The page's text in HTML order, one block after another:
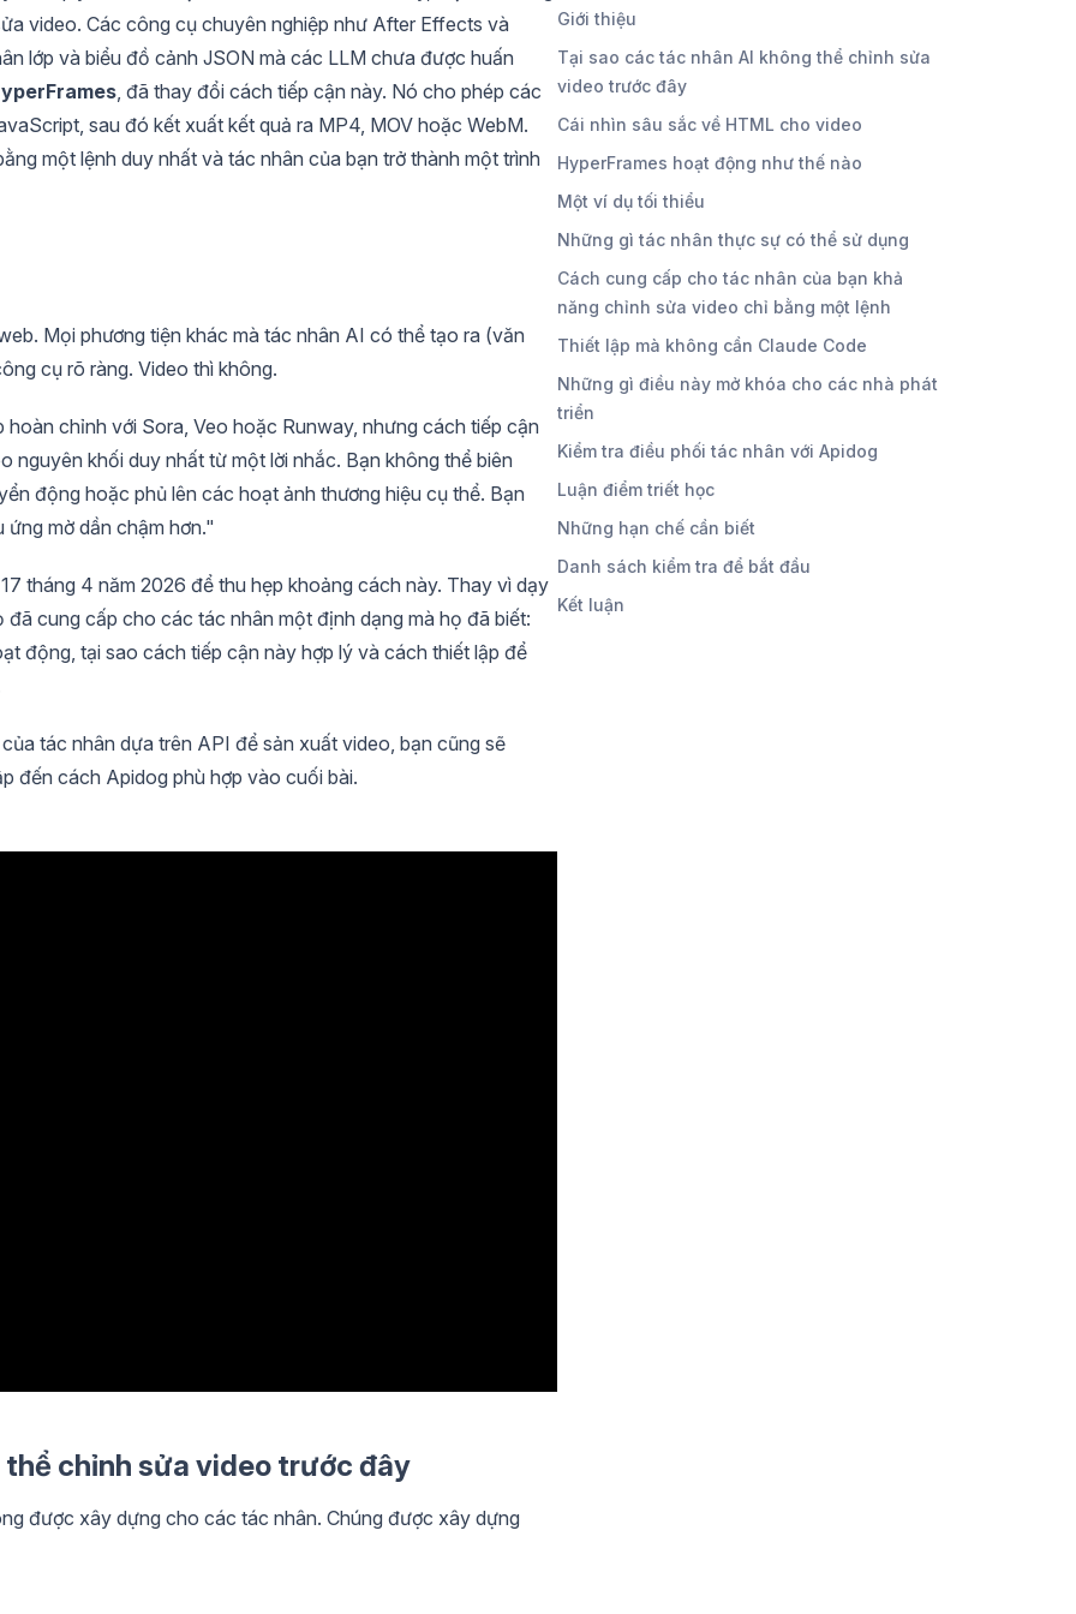
video. Các công cụ chuyên nghiệp như After Effects và
lớp và biểu đồ cảnh JSON mà các LLM chưa được huấn
, đã thay đổi cách tiếp cận này. Nó cho phép các
sau đó kết xuất kết quả ra MP4, MOV hoặc WebM.
một lệnh duy nhất và tác nhân của bạn trở thành một trình
Mọi phương tiện khác mà tác nhân AI có thể tạo ra (văn
cụ rõ ràng. Video thì không.
chỉnh với Sora, Veo hoặc Runway, nhưng cách tiếp cận
nguyên khối duy nhất từ một lời nhắc. Bạn không thể biên
động hoặc phủ lên các hoạt ảnh thương hiệu cụ thể. Bạn
mờ dần chậm hơn."
tháng 4 năm 2026 để thu hẹp khoảng cách này. Thay vì dạy
cung cấp cho các tác nhân một định dạng mà họ đã biết:
động, tại sao cách tiếp cận này hợp lý và cách thiết lập để
tác nhân dựa trên API để sản xuất video, bạn cũng sẽ
đến cách Apidog phù hợp vào cuối bài.
chỉnh sửa video trước đây
được xây dựng cho các tác nhân. Chúng được xây dựng
Giới thiệu
Tại sao các tác nhân AI không thể chỉnh sửa
video trước đây
Cái nhìn sâu sắc về HTML cho video
HyperFrames hoạt động như thế nào
Một ví dụ tối thiểu
Những gì tác nhân thực sự có thể sử dụng
Cách cung cấp cho tác nhân của bạn khả
năng chỉnh sửa video chỉ bằng một lệnh
Thiết lập mà không cần Claude Code
Những gì điều này mở khóa cho các nhà phát
triển
Kiểm tra điều phối tác nhân với Apidog
Luận điểm triết học
Những hạn chế cần biết
Danh sách kiểm tra để bắt đầu
Kết luận